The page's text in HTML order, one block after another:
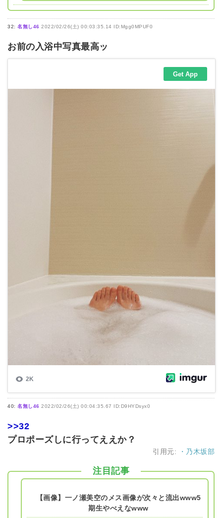
32: 名無し46 2022/02/26(土) 00:03:35.14 ID:Mgg0MPUF0
お前の入浴中写真最高ッ
40: 名無し46 2022/02/26(土) 00:04:35.67 ID:D9HYDsyx0
>>32
プロポーズしに行ってええか？
引用元: ・乃木坂部
注目記事
【画像】一ノ瀬美空のメス画像が次々と流出www5
期生やべえなwww